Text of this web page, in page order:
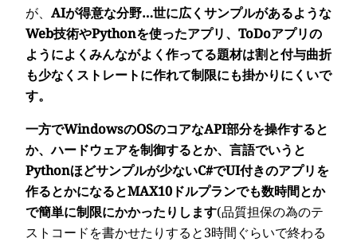
が、 AIが得意な分野…世に広くサンプルがあるような
Web技術やPythonを使ったアプリ、ToDoアプリの
ようによくみんながよく作ってる題材は割と付与曲折
も少なくストレートに作れて制限にも掛かりにくいで
す。
一方でWindowsのOSのコアなAPI部分を操作すると
か、ハードウェアを制御するとか、言語でいうと
Pythonほどサンプルが少ないC#でUI付きのアプリを
作るとかになるとMAX10ドルプランでも数時間とか
で簡単に制限にかかったりします(品質担保の為のテ
ストコードを書かせたりすると3時間ぐらいで終わる